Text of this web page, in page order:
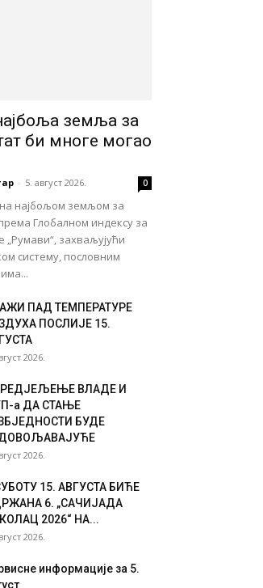
земља за
би многе могао
- 5. август 2026. 0
најбољом земљом за
Глобалном индексу за
„Румави“, захваљујући
систему, пословним
ПАД ТЕМПЕРАТУРЕ
ПОСЛИЈЕ 15.
2026.
ВЛАДЕ И
а ДА СТАЊЕ
БУДЕ
2026.
15. АВГУСТА БИЋЕ
6. „САЧИЈАДА
2026“ НА...
2026.
информације за 5.